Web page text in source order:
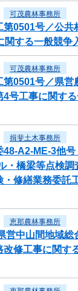
可茂農林事務所
第0501号／公
関する一般競争
可茂農林事務所
第0501号／県
号工事に関する
揖斐土木事務所
48-A2-ME-3他
・橋梁等点検調
・修繕業務委託
恵那農林事務所
営中山間地域
修工事に関す